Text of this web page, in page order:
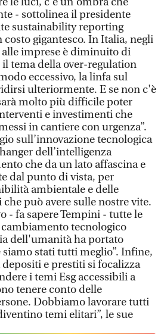
- sottolinea il presidente
sustainability reporting
gigantesco. In Italia, negli
imprese è diminuito di
tema della over-regulation
eccessivo, la linfa sul
ulteriormente. E se non c'è
molto più difficile poter
e investimenti che
in cantiere con urgenza”.
sull’innovazione tecnologica
dell’intelligenza
che da un lato affascina e
dal punto di vista, per
ambientale e delle
può avere sulle nostre vite.
- fa sapere Tempini - tutte le
tecnologico
dell'umanità ha portato
stati tutti meglio”. Infine,
e prestiti si focalizza
i temi Esg accessibili a
tenere conto delle
Dobbiamo lavorare tutti
temi elitari”, le sue